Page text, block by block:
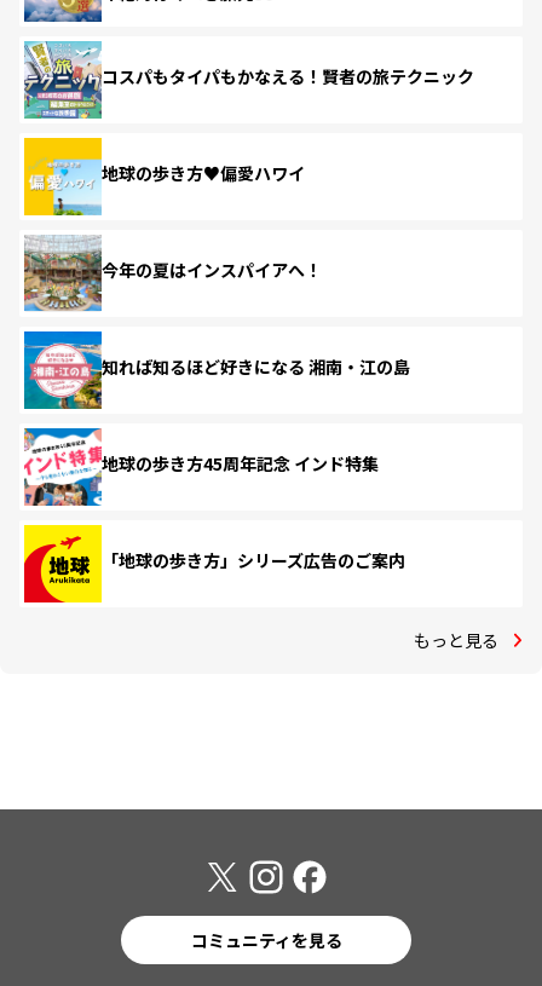
コスパもタイパもかなえる！賢者の旅テクニック
地球の歩き方♥偏愛ハワイ
今年の夏はインスパイアへ！
知れば知るほど好きになる 湘南・江の島
地球の歩き方45周年記念 インド特集
「地球の歩き方」シリーズ広告のご案内
もっと見る
コミュニティを見る